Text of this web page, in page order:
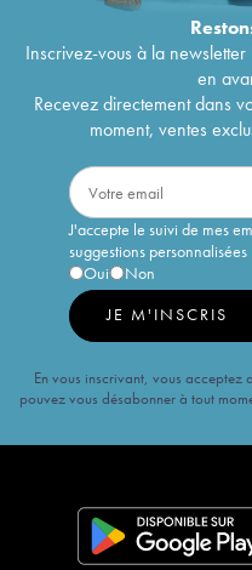
Inscrivez-vous à la
en
Recevez directement dans
moment, ventes
J'accepte le suivi de mes
suggestions personnalisées
Oui
Non
JE M'INSCRIS
En vous inscrivant, vous
pouvez vous désabonner à tout